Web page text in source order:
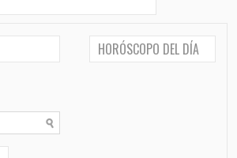
HORÓSCOPO DEL DÍA